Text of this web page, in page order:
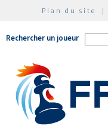
Plan du site |
Rechercher un joueur